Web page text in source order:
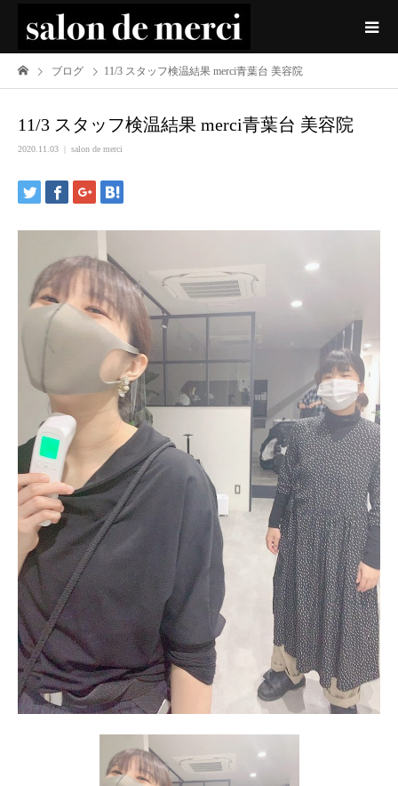
ブログ 11/3 スタッフ検温結果 merci青葉台 美容院
11/3 スタッフ検温結果 merci青葉台 美容院
2020.11.03 salon de merci